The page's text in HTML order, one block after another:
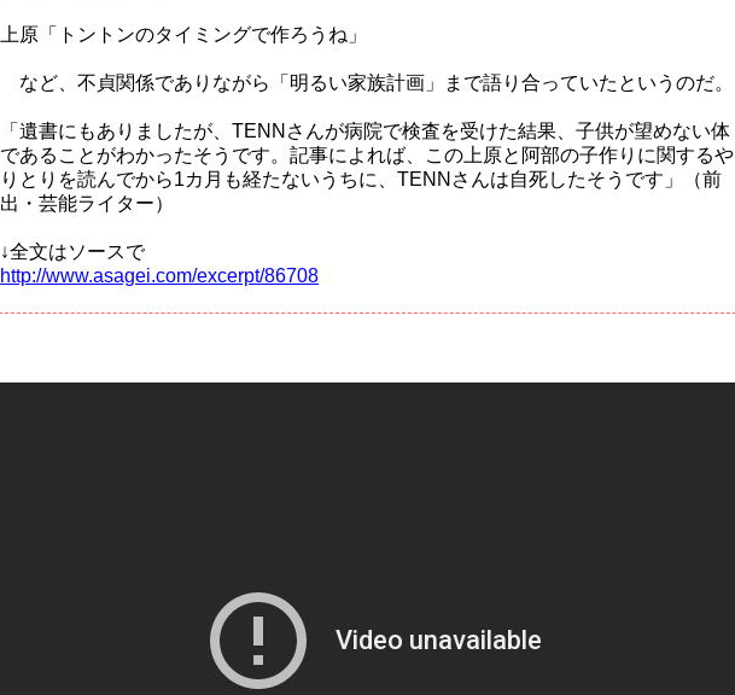
上原「トントンのタイミングで作ろうね」
など、不貞関係でありながら「明るい家族計画」まで語り合っていたというのだ。
「遺書にもありましたが、TENNさんが病院で検査を受けた結果、子供が望めない体
であることがわかったそうです。記事によれば、この上原と阿部の子作りに関するや
りとりを読んでから1カ月も経たないうちに、TENNさんは自死したそうです」（前
出・芸能ライター）
↓全文はソースで
http://www.asagei.com/excerpt/86708